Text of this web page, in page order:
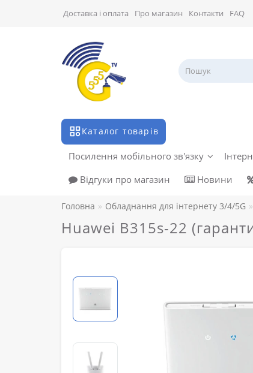
Доставка і оплата Про магазин Контакти FAQ
Каталог товарів
Посилення мобільного зв'язку
Відгуки про магазин
Новини
Головна Обладнання для інтернету 3/4/5G
Huawei B315s-22